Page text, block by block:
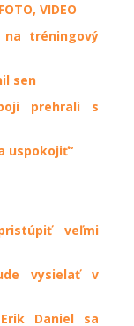
VIDEO
na tréningový
sen
prehrali s
uspokojiť“
veľmi
vysielať v
Daniel sa